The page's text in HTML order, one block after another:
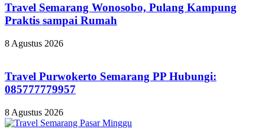
Travel Semarang Wonosobo, Pulang Kampung
Praktis sampai Rumah
8 Agustus 2026
Travel Purwokerto Semarang PP Hubungi:
085777779957
8 Agustus 2026